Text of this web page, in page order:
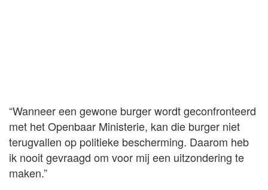
“Wanneer een gewone burger wordt geconfronteerd
met het Openbaar Ministerie, kan die burger niet
terugvallen op politieke bescherming. Daarom heb
ik nooit gevraagd om voor mij een uitzondering te
maken.”